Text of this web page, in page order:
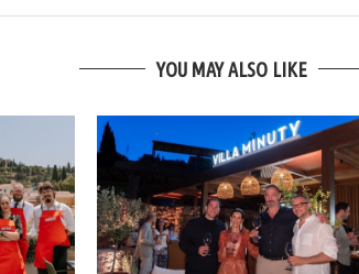
YOU MAY ALSO LIKE